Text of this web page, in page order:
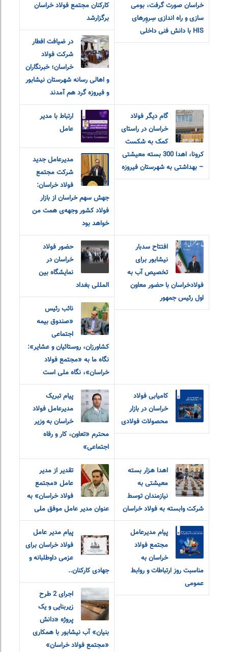
خراسان صورت گرفت، بومی
سازی و راه اندازی سِروِرهای
HIS با دانش فنی داخلی
کارکنان مجتمع فولاد خراسان
برگزارشد
در ضیافت افطار
شرکت فولاد
خراسان؛ خبرنگاران
و اهالی رسانه شهرستان نیشابور
و فیروزه گرد هم آمدند
گام دیگر فولاد
خراسان در راستای
کمک به شکست
کرونا، اهدا 300 بسته معیشتی
– بهداشتی به شهرستان فیروزه
ارتباط با مدیر
عامل
مدیرعامل جدید
شرکت مجتمع
فولاد خراسان:
جهش سهم خراسان از بازار
فولاد کشور وجهه‌ی همت من
خواهد بود
افتتاح سدبار
نیشابور برای
تخصیص آب به
فولادخراسان با حضور معاون
اول رئیس جمهور
حضور فولاد
خراسان در
نمایشگاه بین
المللی بغداد
نائب رئیس
«صندوق بیمه
اجتماعی
کشاورزان، روستائیان و عشایر»:
نگاه ما به «مجتمع فولاد
خراسان»، نگاه ملی است
کامیابی فولاد
خراسان در بازار
محصولات فولادی
پیام تبریک
مدیرعامل فولاد
خراسان به وزیر
محترم «تعاون، کار و رفاه
اجتماعی»
اهدا هزار بسته
معیشتی به
نیازمندان توسط
شرکت وابسته به فولاد خراسان
تقدیر از مدیر
عامل «مجتمع
فولاد خراسان» به
عنوان مدیر عامل موفق ملی
پیام مدیرعامل
مجتمع فولاد
خراسان به
مناسبت روز ارتباطات و روابط
عمومی
پیام مدیر عامل
فولاد خراسان برای
عزمی داوطلبانه و
جهادی کارکنان..
اجرای 2 طرح
زیربنایی و یک
پروژه «دانش
بنیان» آب نیشابور با همکاری
«مجتمع فولاد خراسان»